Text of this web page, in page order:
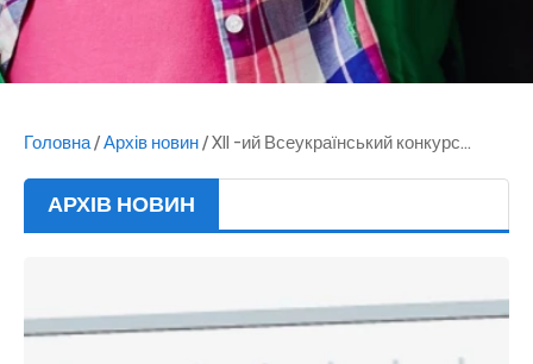
Головна/Архів новин/XII -ий Всеукраїнський конкурс...
АРХІВ НОВИН